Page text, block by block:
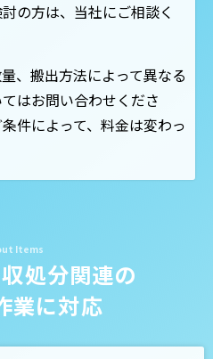
の方は、当社にご相談く
、搬出方法によって異なる
はお問い合わせくださ
件によって、料金は変わっ
処分関連の
業に対応